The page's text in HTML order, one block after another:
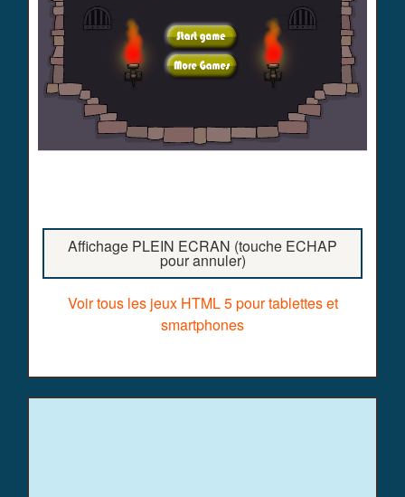
Affichage PLEIN ECRAN (touche ECHAP
pour annuler)
Voir tous les jeux HTML 5 pour tablettes et
smartphones